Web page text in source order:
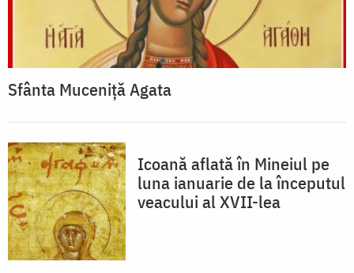
Sfânta Muceniță Agata
Icoană aflată în Mineiul pe
luna ianuarie de la începutul
veacului al XVII-lea